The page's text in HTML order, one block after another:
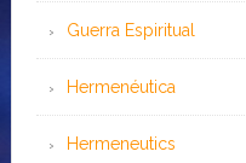
Guerra Espiritual
Hermenéutica
Hermeneutics